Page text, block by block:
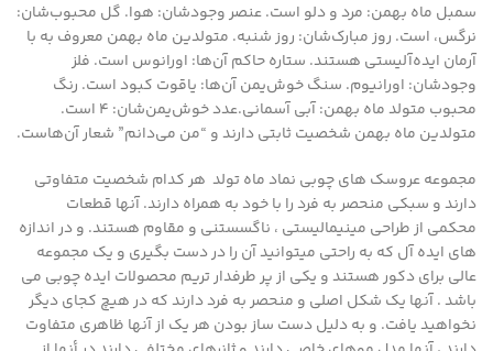
سمبل ماه بهمن: مرد و دلو است. عنصر وجودشان: هوا. گل محبوب‌شان:
نرگس، است. روز مبارک‌شان: روز شنبه. متولدین ماه بهمن معروف به با
آرمان ایده‌آلیستی هستند. ستاره حاکم آن‌ها: اورانوس است. فلز
وجودشان: اورانیوم. سنگ خوش‌یمن آن‌ها: یاقوت کبود است. رنگ
محبوب متولد ماه بهمن: آبی آسمانی.عدد خوش‌یمن‌شان: ۴ است.
متولدین ماه بهمن شخصیت ثابتی دارند و “من می‌دانم” شعار آن‌هاست.
مجموعه عروسک های چوبی نماد ماه تولد هر کدام شخصیت متفاوتی
دارند و سبکی منحصر به فرد را با خود به همراه دارند. آنها قطعات
محکمی از طراحی مینیمالیستی ، ناگسستنی و مقاوم هستند. و در اندازه
های ایده آل که به راحتی میتوانید آن را در دست بگیری و یک مجموعه
عالی برای دکور هستند و یکی از پر طرفدار تریم محصولات ایده چوبی می
باشد . آنها یک شکل اصلی و منحصر به فرد دارند که در هیچ کجای دیگر
نخواهید یافت. و به دلیل دست ساز بودن هر یک از آنها ظاهری متفاوت